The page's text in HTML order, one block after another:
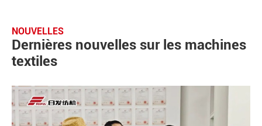
NOUVELLES
Dernières nouvelles sur les machines
textiles